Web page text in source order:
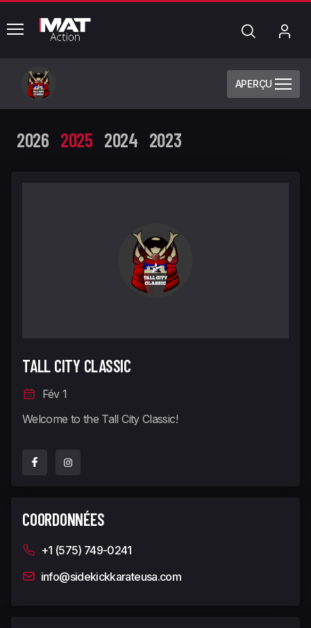
common.menu Chercher
APERÇU
2026 2025 2024 2023
TALL CITY CLASSIC
Fév 1
Welcome to the Tall City Classic!
COORDONNÉES
+1 (575) 749-0241
info@sidekickkarateusa.com